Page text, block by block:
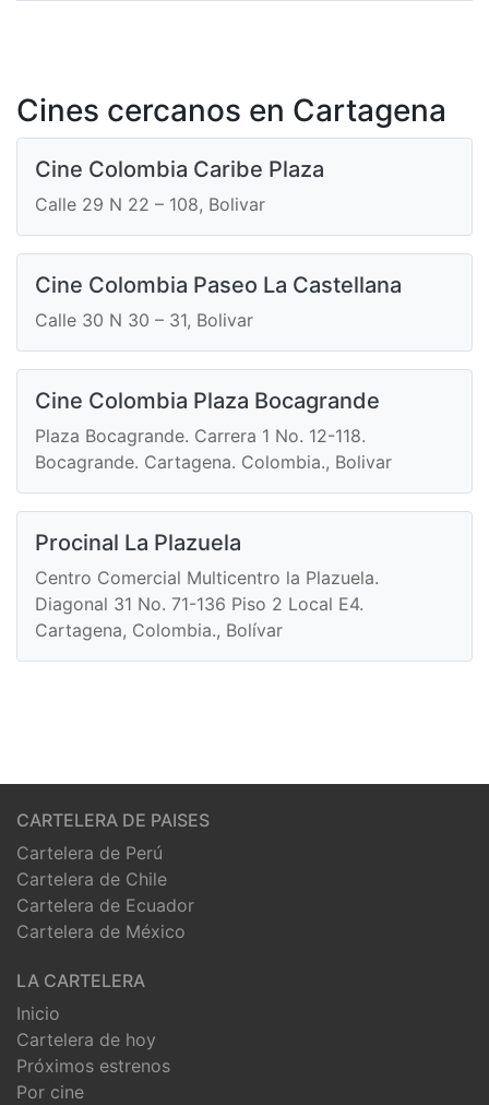
Cines cercanos en Cartagena
Cine Colombia Caribe Plaza
Calle 29 N 22 – 108, Bolivar
Cine Colombia Paseo La Castellana
Calle 30 N 30 – 31, Bolivar
Cine Colombia Plaza Bocagrande
Plaza Bocagrande. Carrera 1 No. 12-118.
Bocagrande. Cartagena. Colombia., Bolivar
Procinal La Plazuela
Centro Comercial Multicentro la Plazuela.
Diagonal 31 No. 71-136 Piso 2 Local E4.
Cartagena, Colombia., Bolívar
CARTELERA DE PAISES
Cartelera de Perú
Cartelera de Chile
Cartelera de Ecuador
Cartelera de México
LA CARTELERA
Inicio
Cartelera de hoy
Próximos estrenos
Por cine